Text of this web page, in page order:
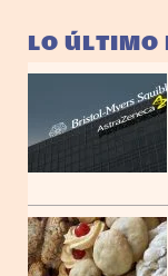
LO ÚLTIMO